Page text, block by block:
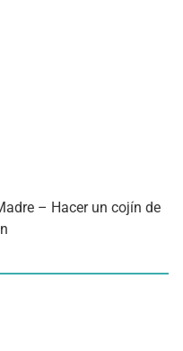
– Hacer un cojín de